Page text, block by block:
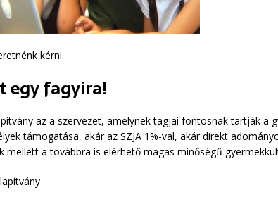
kérni.
egy fagyira!
az a szervezet, amelynek tagjai fontosnak tartják a
támogatása, akár az SZJA 1%-val, akár direkt
a továbbra is elérhető magas minőségű